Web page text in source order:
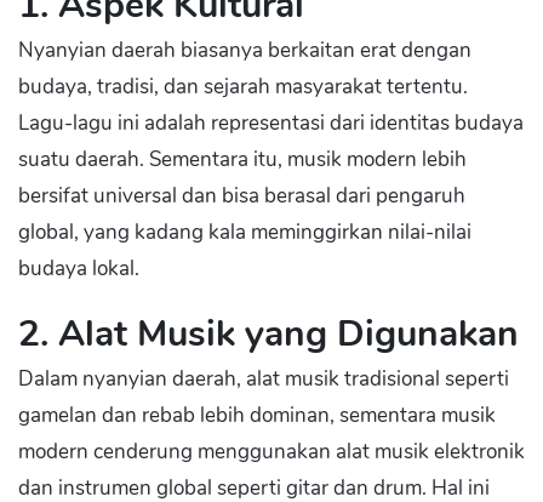
Nyanyian daerah biasanya berkaitan erat dengan
budaya, tradisi, dan sejarah masyarakat tertentu.
Lagu-lagu ini adalah representasi dari identitas budaya
suatu daerah. Sementara itu, musik modern lebih
bersifat universal dan bisa berasal dari pengaruh
global, yang kadang kala meminggirkan nilai-nilai
budaya lokal.
2. Alat Musik yang Digunakan
Dalam nyanyian daerah, alat musik tradisional seperti
gamelan dan rebab lebih dominan, sementara musik
modern cenderung menggunakan alat musik elektronik
dan instrumen global seperti gitar dan drum. Hal ini